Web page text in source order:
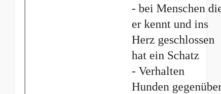
- bei Menschen
er kennt und ins
Herz geschlossen
hat ein Schatz
- Verhalten
Hunden